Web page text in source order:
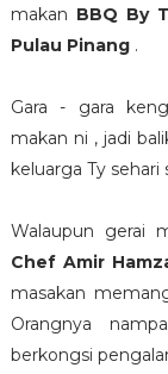
makan BBQ By
Pulau Pinang.
Gara - gara
makan ni , jadi
keluarga Ty
Walaupun gerai
Chef Amir
masakan
Orangnya
berkongsi